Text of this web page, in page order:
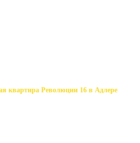
квартира Революции 16 в Адлере